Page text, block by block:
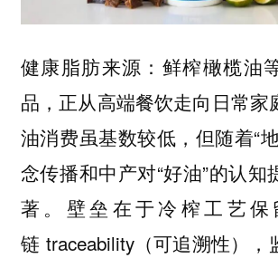
健康脂肪来源 ：鲜榨橄榄油
品，正从高端餐饮走向日常家
油消费虽基数较低，但随着“
念传播和中产对“好油”的认知
著。壁垒在于冷榨工艺保
链 traceability（可追溯性），